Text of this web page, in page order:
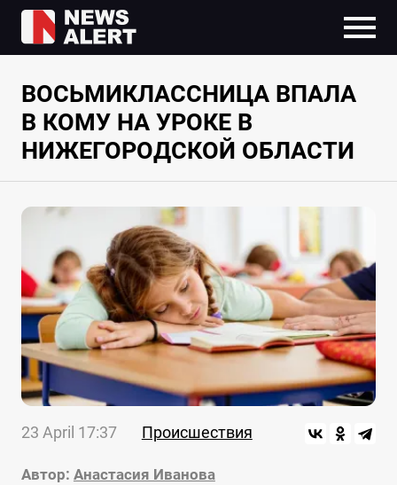
ВОСЬМИКЛАССНИЦА ВПАЛА
В КОМУ НА УРОКЕ В
НИЖЕГОРОДСКОЙ ОБЛАСТИ
23 April 17:37 Происшествия
Автор: Анастасия Иванова